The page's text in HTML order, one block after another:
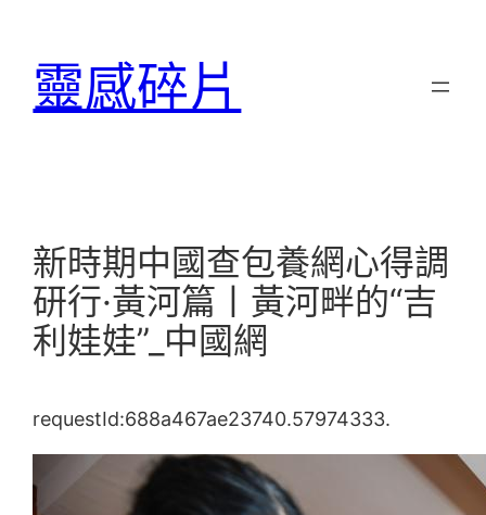
靈感碎片
新時期中國查包養網心得調
研行·黃河篇丨黃河畔的“吉
利娃娃”_中國網
requestId:688a467ae23740.57974333.